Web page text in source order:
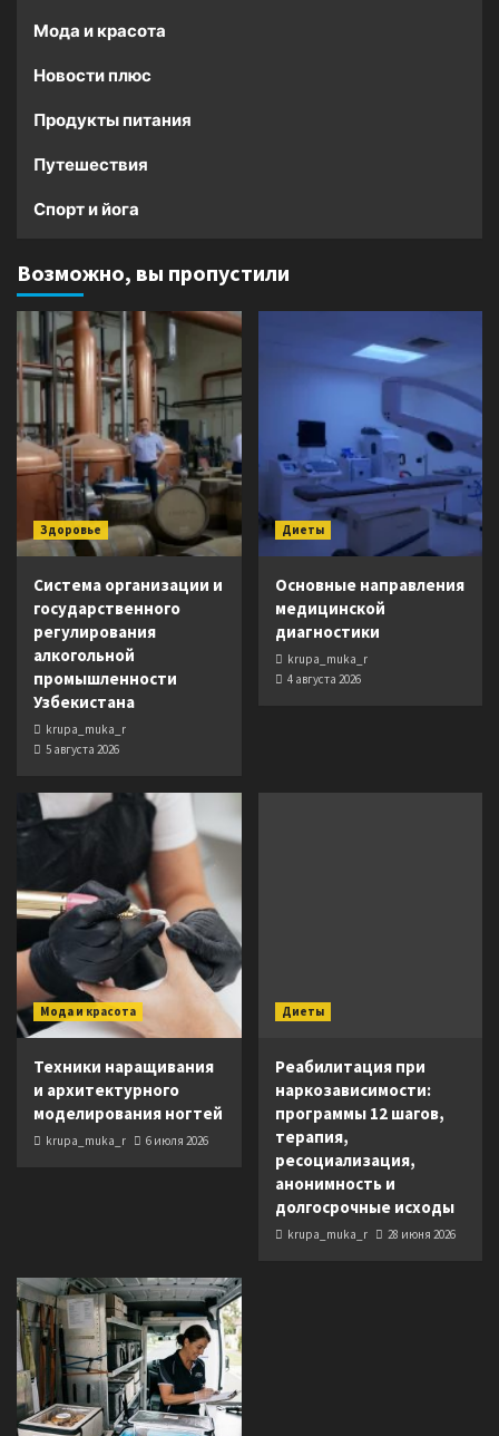
Мода и красота
Новости плюс
Продукты питания
Путешествия
Спорт и йога
Возможно, вы пропустили
Здоровье
Система организации и
государственного
регулирования
алкогольной
промышленности
Узбекистана
krupa_muka_r
5 августа 2026
Диеты
Основные направления
медицинской
диагностики
krupa_muka_r
4 августа 2026
Мода и красота
Техники наращивания
и архитектурного
моделирования ногтей
krupa_muka_r 6 июля 2026
Диеты
Реабилитация при
наркозависимости:
программы 12 шагов,
терапия,
ресоциализация,
анонимность и
долгосрочные исходы
krupa_muka_r 28 июня 2026